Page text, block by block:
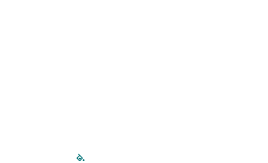
filled-pagination